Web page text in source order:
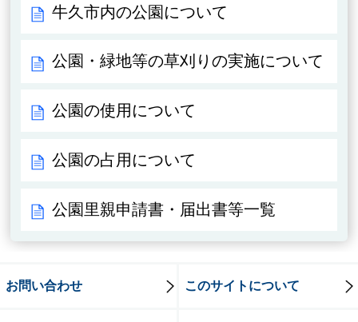
牛久市内の公園について
公園・緑地等の草刈りの実施について
公園の使用について
公園の占用について
公園里親申請書・届出書等一覧
お問い合わせ このサイトについて